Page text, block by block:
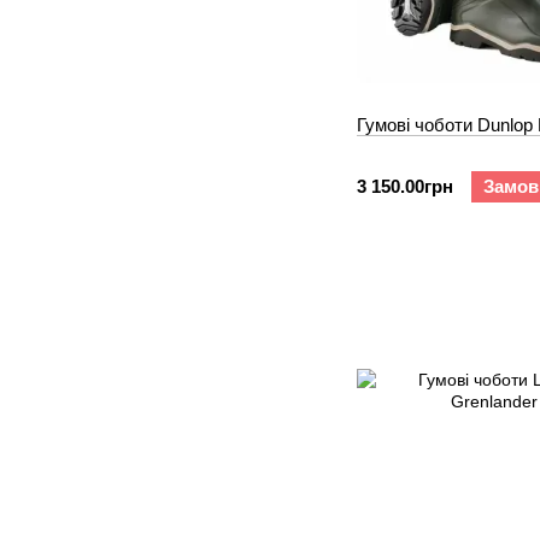
Гумові чоботи
3 150.00грн